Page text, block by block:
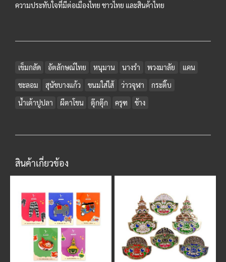
ความประทับใจที่มีต่อเมืองไทย ชาวไทย และสินค้าไทย
เข็มกลัด อัตลักษณ์ไทย หนุมาน นางรำ พวงมาลัย
แคน
ชะลอม
สุนัขบางแก้ว ขนมใส่ไส้ ว่าวจุฬา
กระติ๊บ
น้ำเต้าปูปลา
ผีตาโขน ตุ๊กตุ๊ก ครุฑ ช้าง
สินค้าเกี่ยวข้อง